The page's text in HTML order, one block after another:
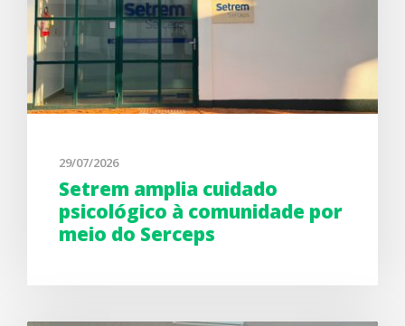
29/07/2026
Setrem amplia cuidado
psicológico à comunidade por
meio do Serceps